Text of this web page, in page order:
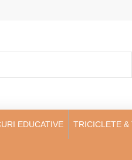
EDUCATIVE TRICICLETE &